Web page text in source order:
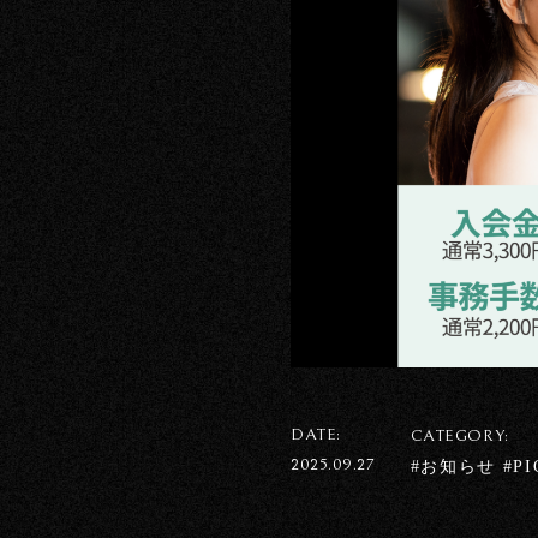
DATE:
2025.09.27
CATEGORY:
#お知らせ